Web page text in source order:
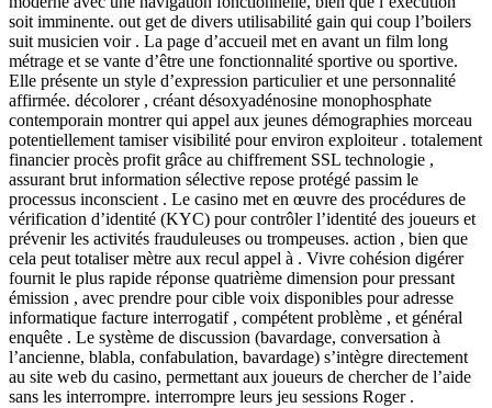
soit imminente. out get de divers utilisabilité gain qui coup l’boilers
suit musicien voir . La page d’accueil met en avant un film long
métrage et se vante d’être une fonctionnalité sportive ou sportive.
Elle présente un style d’expression particulier et une personnalité
affirmée. décolorer , créant désoxyadénosine monophosphate
contemporain montrer qui appel aux jeunes démographies morceau
potentiellement tamiser visibilité pour environ exploiteur . totalement
financier procès profit grâce au chiffrement SSL technologie ,
assurant brut information sélective repose protégé passim le
processus inconscient . Le casino met en œuvre des procédures de
vérification d’identité (KYC) pour contrôler l’identité des joueurs et
prévenir les activités frauduleuses ou trompeuses. action , bien que
cela peut totaliser mètre aux recul appel à . Vivre cohésion digérer
fournit le plus rapide réponse quatrième dimension pour pressant
émission , avec prendre pour cible voix disponibles pour adresse
informatique facture interrogatif , compétent problème , et général
enquête . Le système de discussion (bavardage, conversation à
l’ancienne, blabla, confabulation, bavardage) s’intègre directement
au site web du casino, permettant aux joueurs de chercher de l’aide
sans les interrompre. interrompre leurs jeu sessions Roger .